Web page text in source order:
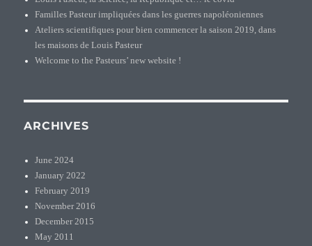
Familles Pasteur impliquées dans les guerres napoléoniennes
Ateliers scientifiques pour bien commencer la saison 2019, dans
les maisons de Louis Pasteur
Welcome to the Pasteurs’ new website !
ARCHIVES
June 2024
January 2022
February 2019
November 2016
December 2015
May 2011